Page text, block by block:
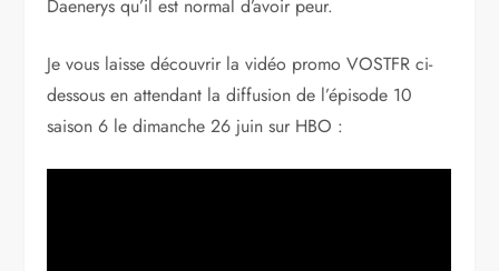
Daenerys qu’il est normal d’avoir peur.
Je vous laisse découvrir la vidéo promo VOSTFR ci-
dessous en attendant la diffusion de l’épisode 10
saison 6 le dimanche 26 juin sur HBO :